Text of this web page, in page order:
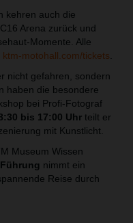
kehren auch die
Arena zurück und
Momente. Alle
ktm-motohall.com/tickets
nicht gefahren, sondern
haben die besondere
bei Profi-Fotograf
bis 17:00 Uhr teilt er
mit Kunstlicht.
Museum Wissen
nimmt ein
Reise durch